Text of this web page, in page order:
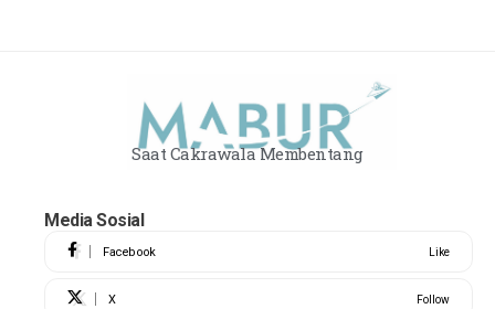
Saat Cakrawala Membentang
Media Sosial
Facebook Like
X Follow